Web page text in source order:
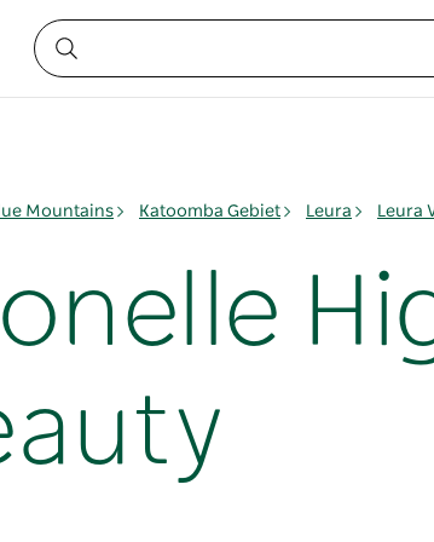
Mountains Katoomba Gebiet Leura Leura